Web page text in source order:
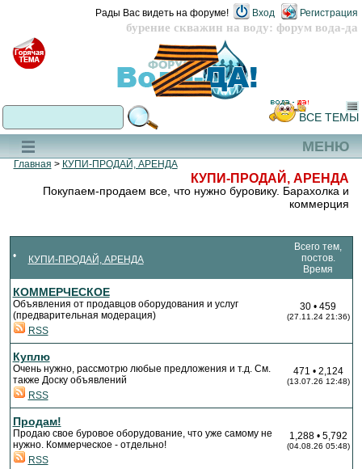
бурение скважин на воду: форум вода-да
Рады Вас видеть на форуме! Вход Регистрация
МЕНЮ
ВСЕ ТЕМЫ
Главная > КУПИ-ПРОДАЙ, АРЕНДА
КУПИ-ПРОДАЙ, АРЕНДА
Покупаем-продаем все, что нужно буровику. Барахолка и
коммерция
КУПИ-ПРОДАЙ, АРЕНДА
Всего тем,
постов.
Время
КОММЕРЧЕСКОЕ
Объявления от продавцов оборудования и услуг
(предварительная модерация)
RSS
30 • 459
(27.11.24 21:36)
Куплю
Очень нужно, рассмотрю любые предложения и т.д. См.
также Доску объявлений
RSS
471 • 2,124
(13.07.26 12:48)
Продам!
Продаю свое буровое оборудование, что уже самому не
нужно. Коммерческое - отдельно!
RSS
1,288 • 5,792
(04.08.26 05:48)